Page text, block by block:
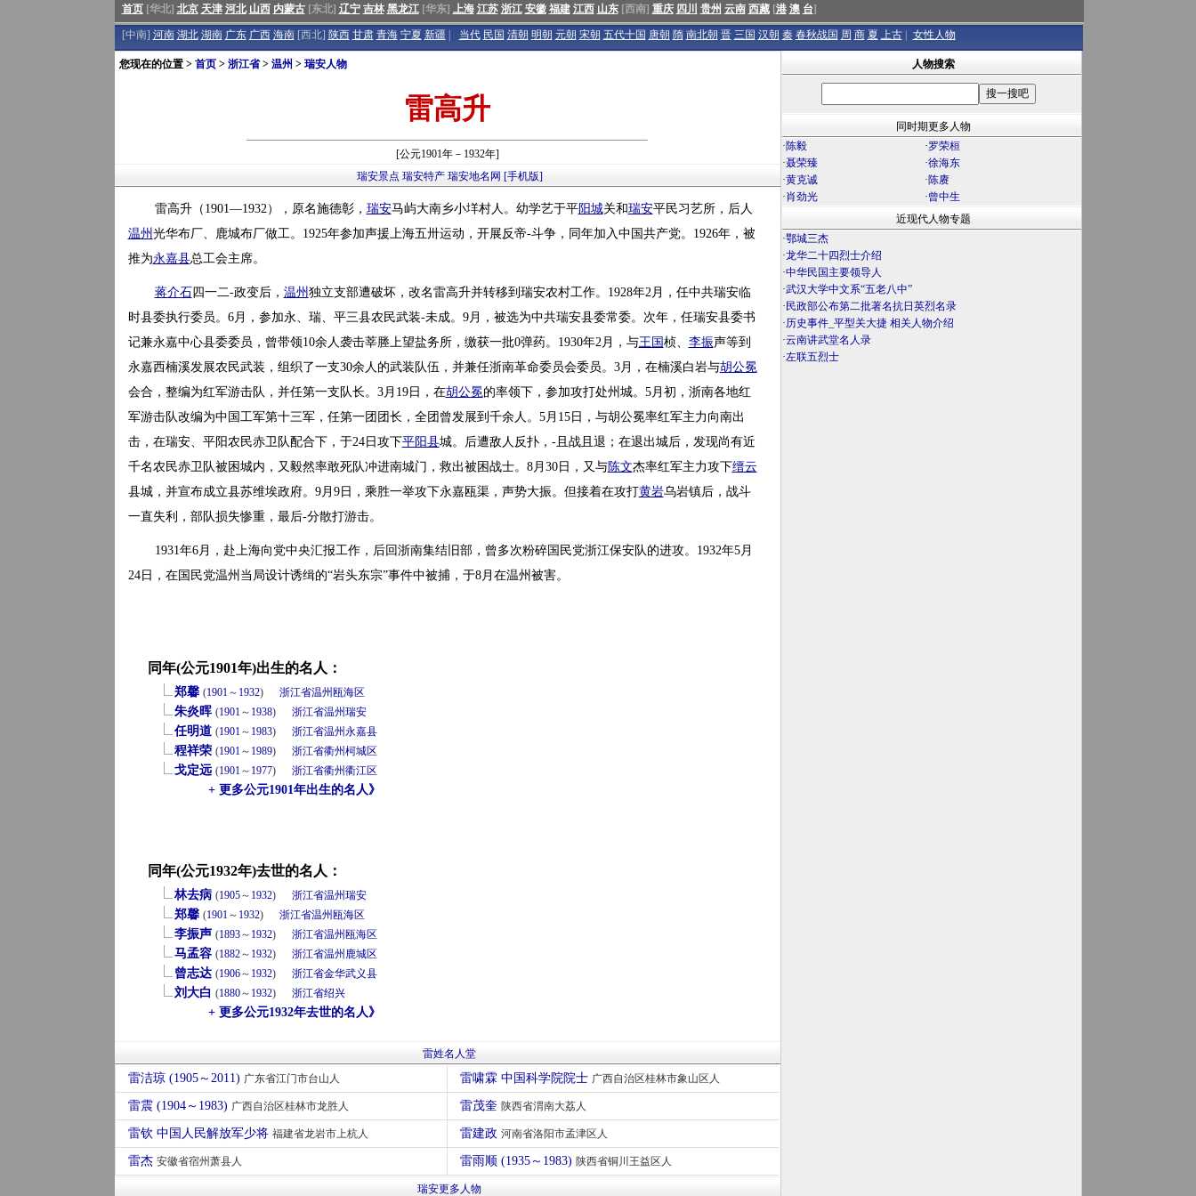
首页[华北] 北京 天津 河北 山西 内蒙古[东北] 辽宁 吉林 黑龙江[华东] 上海 江苏 浙江 安徽 福建 江西 山东[西南] 重庆 四川 贵州 云南 西藏[港 澳 台]
[中南] 河南 湖北 湖南 广东 广西 海南[西北] 陕西 甘肃 青海 宁夏 新疆 当代 民国 清朝 明朝 元朝 宋朝 五代十国 唐朝 隋 南北朝 晋 三国 汉朝 秦 春秋战国 周 商 夏 上古 女性人物
您现在的位置 > 首页> 浙江省> 温州 > 瑞安人物
雷高升
[公元1901年－1932年]
瑞安景点 瑞安特产 瑞安地名网 [手机版]
雷高升（1901—1932），原名施德彰， 瑞安马屿大南乡小垟村人。幼学艺于平阳城关和瑞安平民习艺所，后人
温州 光华布厂、鹿城布厂做工。1925年参加声援上海五卅运动，开展反帝-斗争，同年加入中国共产党。1926年，被
推为永嘉县总工会主席。
蒋介石 四一二-政变后， 温州 独立支部遭破坏，改名雷高升并转移到瑞安农村工作。1928年2月，任中共瑞安临
时县委执行委员。6月，参加永、瑞、平三县农民武装-未成。9月，被选为中共瑞安县委常委。次年，任瑞安县委书
记兼永嘉中心县委委员，曾带领10余人袭击莘塍上望盐务所，缴获一批0弹药。1930年2月，与王国 桢、 李振声等到
永嘉西楠溪发展农民武装，组织了一支30余人的武装队伍，并兼任浙南革命委员会委员。3月，在楠溪白岩与胡公冕
会合，整编为红军游击队，并任第一支队长。3月19日，在胡公冕的率领下，参加攻打处州城。5月初，浙南各地红
军游击队改编为中国工军第十三军，任第一团团长，全团曾发展到千余人。5月15日，与胡公冕率红军主力向南出
击，在瑞安、平阳农民赤卫队配合下，于24日攻下平阳县城。后遭敌人反扑，-且战且退；在退出城后，发现尚有近
千名农民赤卫队被困城内，又毅然率敢死队冲进南城门，救出被困战士。8月30日，又与陈文杰率红军主力攻下缙云
县城，并宣布成立县苏维埃政府。9月9日，乘胜一举攻下永嘉瓯渠，声势大振。但接着在攻打黄岩乌岩镇后，战斗
一直失利，部队损失惨重，最后-分散打游击。
1931年6月，赴上海向党中央汇报工作，后回浙南集结旧部，曾多次粉碎国民党浙江保安队的进攻。1932年5月
24日，在国民党温州当局设计诱缉的“岩头东宗”事件中被捕，于8月在温州被害。
同年(公元1901年)出生的名人：
郑馨 (1901～ 1932) 浙江省温州 瓯海区
朱炎晖 (1901～ 1938) 浙江省温州瑞安
任明道 (1901～ 1983) 浙江省温州永嘉县
程祥荣 (1901～ 1989) 浙江省衢州柯城区
戈定远 (1901～ 1977) 浙江省衢州衢江区
+ 更多公元1901年出生的名人》
同年(公元1932年)去世的名人：
林去病 (1905～ 1932) 浙江省温州瑞安
郑馨 (1901～ 1932) 浙江省温州 瓯海区
李振声 (1893～ 1932) 浙江省温州 瓯海区
马孟容 (1882～ 1932) 浙江省温州 鹿城区
曾志达 (1906～ 1932) 浙江省金华武义县
刘大白 (1880～ 1932) 浙江省绍兴
+ 更多公元1932年去世的名人》
雷姓名人堂
雷洁琼 (1905～2011) 广东省江门市台山人 雷啸霖 中国科学院院士 广西自治区桂林市象山区人
雷震 (1904～1983) 广西自治区桂林市龙胜人 雷茂奎 陕西省渭南大荔人
雷钦 中国人民解放军少将 福建省龙岩市上杭人 雷建政 河南省洛阳市孟津区人
雷杰 安徽省宿州萧县人 雷雨顺 (1935～1983) 陕西省铜川王益区人
瑞安更多人物
人物搜索
同时期更多人物
·陈毅 ·罗荣桓
·聂荣臻 ·徐海东
·黄克诚 ·陈赓
·肖劲光 ·曾中生
近现代人物专题
·鄂城三杰
·龙华二十四烈士介绍
·中华民国主要领导人
·武汉大学中文系“五老八中”
· 民政部公布第二批著名抗日英烈名录
·历史事件_平型关大捷 相关人物介绍
·云南讲武堂名人录
·左联五烈士